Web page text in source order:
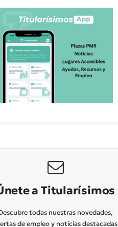
a Titularísimos
todas nuestras novedades,
de empleo y noticias destacadas